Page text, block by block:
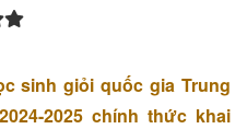
sinh giỏi quốc gia Trung
2025 chính thức khai